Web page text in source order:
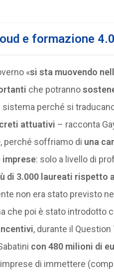
e formazione 4.0
«si sta muovendo
che potranno
perché si
attuativi – racconta
, perché soffriamo di una
: solo a livello di
di 3.000 laureati rispetto
non era stato previsto
che poi è stato introdotto
, durante il
con 480 milioni di
di immettere